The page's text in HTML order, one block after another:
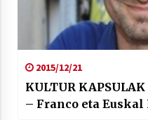
2015/12/21
KULTUR
– Franco eta